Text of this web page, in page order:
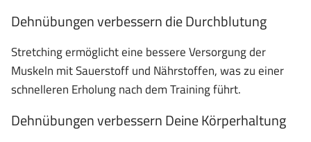
Dehnübungen verbessern die Durchblutung
Stretching ermöglicht eine bessere Versorgung der
Muskeln mit Sauerstoff und Nährstoffen, was zu einer
schnelleren Erholung nach dem Training führt.
Dehnübungen verbessern Deine Körperhaltung